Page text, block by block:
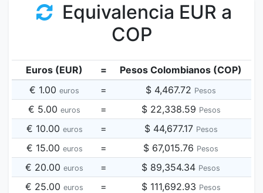
Equivalencia EUR a
COP
Euros (EUR) =
Pesos Colombianos (COP)
€ 1.00 euros = $ 4,467.72 Pesos
€ 5.00 euros = $ 22,338.59 Pesos
€ 10.00 euros = $ 44,677.17 Pesos
€ 15.00 euros = $ 67,015.76 Pesos
€ 20.00 euros = $ 89,354.34 Pesos
€ 25.00 euros = $ 111,692.93 Pesos